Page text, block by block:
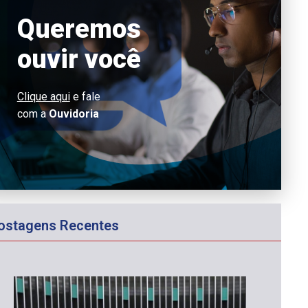
Queremos
ouvir você
Clique aquie fale
com aOuvidoria
Recentes